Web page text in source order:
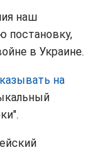
наш
постановку,
в Украине.
на